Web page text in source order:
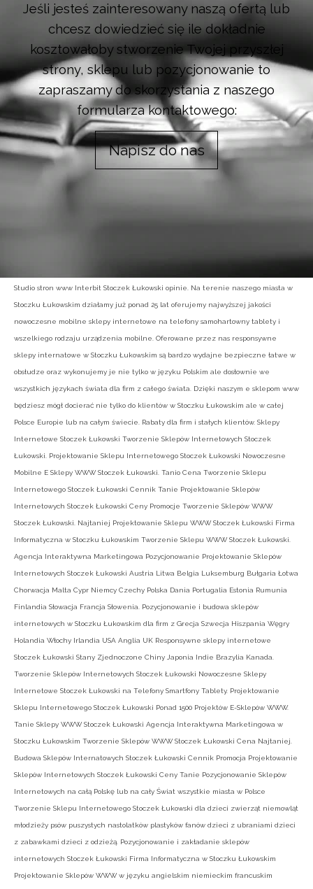
Jeśli jesteś zainteresowany naszą ofertą lub
chcesz dowiedzieć się ile dokładnie
kosztowałoby stworzenie Twojej przyszłej
strony, sklepu lub pozycjonowanie to
zapraszamy do skorzystania z naszego
formularza kontaktowego:
Napisz do nas
Studio stron www Interbit Stoczek Łukowski opinie. Na terenie naszego miasta w
Stoczku Łukowskim działamy już ponad 25 lat oferujemy najwyższej jakości
nowoczesne mobilne sklepy internetowe na telefony samohartowny tablety i
wszelkiego rodzaju urządzenia mobilne. Oferowane przez nas responsywne
sklepy internatowe w Stoczku Łukowskim są bardzo wydajne bezpieczne łatwe w
obsłudze oraz wykonujemy je nie tylko w języku Polskim ale dosłownie we
wszystkich językach świata dla firm z całego świata. Dzięki naszym e sklepom www
będziesz mógł docierać nie tylko do klientów w Stoczku Łukowskim ale w całej
Polsce Europie lub na całym świecie. Rabaty dla firm i stałych klientów. Sklepy
Internetowe Stoczek Łukowski Tworzenie Sklepów Internetowych Stoczek
Łukowski. Projektowanie Sklepu Internetowego Stoczek Łukowski Nowoczesne
Mobilne E Sklepy WWW Stoczek Łukowski. Tanio Cena Tworzenie Sklepu
Internetowego Stoczek Łukowski Cennik Tanie Projektowanie Sklepów
Internetowych Stoczek Łukowski Ceny Promocje Tworzenie Sklepów WWW
Stoczek Łukowski. Najtaniej Projektowanie Sklepu WWW Stoczek Łukowski Firma
Informatyczna w Stoczku Łukowskim Tworzenie Sklepu WWW Stoczek Łukowski.
Agencja Interaktywna Marketingowa Pozycjonowanie Projektowanie Sklepów
Internetowych Stoczek Łukowski Austria Litwa Belgia Luksemburg Bułgaria Łotwa
Chorwacja Malta Cypr Niemcy Czechy Polska Dania Portugalia Estonia Rumunia
Finlandia Słowacja Francja Słowenia. Pozycjonowanie i budowa sklepów
internetowych w Stoczku Łukowskim dla firm z Grecja Szwecja Hiszpania Węgry
Holandia Włochy Irlandia USA Anglia UK Responsywne sklepy internetowe
Stoczek Łukowski Stany Zjednoczone Chiny Japonia Indie Brazylia Kanada.
Tworzenie Sklepów Internetowych Stoczek Łukowski Nowoczesne Sklepy
Internetowe Stoczek Łukowski na Telefony Smartfony Tablety. Projektowanie
Sklepu Internetowego Stoczek Łukowski Ponad 1500 Projektów E-Sklepów WWW.
Tanie Sklepy WWW Stoczek Łukowski Agencja Interaktywna Marketingowa w
Stoczku Łukowskim Tworzenie Sklepów WWW Stoczek Łukowski Cena Najtaniej.
Budowa Sklepów Internatowych Stoczek Łukowski Cennik Promocja Projektowanie
Sklepów Internetowych Stoczek Łukowski Ceny Tanie Pozycjonowanie Sklepów
Internetowych na całą Polskę lub na cały Świat wszystkie miasta w Polsce
Tworzenie Sklepu Internetowego Stoczek Łukowski dla dzieci zwierząt niemowląt
młodzieży psów puszystych nastolatków plastyków fanów dzieci z ubraniami dzieci
z zabawkami dzieci z odzieżą. Pozycjonowanie i zakładanie sklepów
internetowych Stoczek Łukowski Firma Informatyczna w Stoczku Łukowskim
Projektowanie Sklepów WWW w języku angielskim niemieckim francuskim